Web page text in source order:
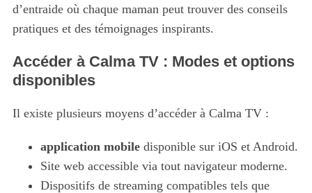
d’entraide où chaque maman peut trouver des conseils
pratiques et des témoignages inspirants.
Accéder à Calma TV : Modes et options
disponibles
Il existe plusieurs moyens d’accéder à Calma TV :
application mobiledisponible sur iOS et Android.
Site web accessible via tout navigateur moderne.
Dispositifs de streaming compatibles tels que